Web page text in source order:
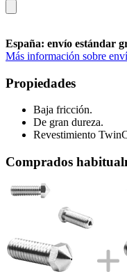
España: envío estándar
Más información sobre
Propiedades
Baja fricción.
De gran dureza.
Revestimiento
Comprados